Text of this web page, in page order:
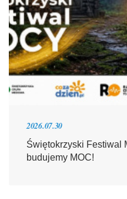
2026.07.30
Świętokrzyski Festiwal
budujemy MOC!